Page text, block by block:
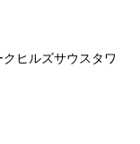
ヒルズサウスタワ